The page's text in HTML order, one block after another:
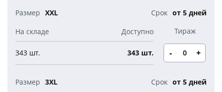
XXL от 5 дней
343 шт. 343 шт. - +
3XL от 5 дней